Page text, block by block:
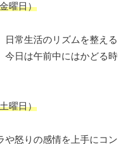
曜日）
日常生活のリズムを整える
今日は午前中にはかどる時
曜日）
や怒りの感情を上手にコン